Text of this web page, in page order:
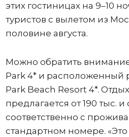
этих гостиницах на 9–10
туристов с вылетом из
половине августа.
Можно обратить
Park 4* и расположенный
Park Beach Resort 4*.
предлагается от 190 тыс. и
соответственно с
стандартном номере. «Это